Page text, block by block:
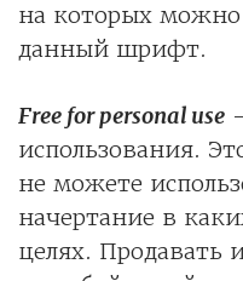
на которых можно
данный шрифт.
Free for personal use
использования.
не можете
начертание в
целях. Продавать